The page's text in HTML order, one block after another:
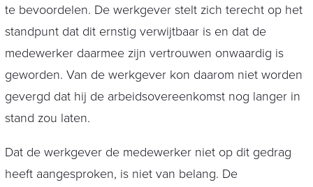
te bevoordelen. De werkgever stelt zich terecht op het
standpunt dat dit ernstig verwijtbaar is en dat de
medewerker daarmee zijn vertrouwen onwaardig is
geworden. Van de werkgever kon daarom niet worden
gevergd dat hij de arbeidsovereenkomst nog langer in
stand zou laten.
Dat de werkgever de medewerker niet op dit gedrag
heeft aangesproken, is niet van belang. De